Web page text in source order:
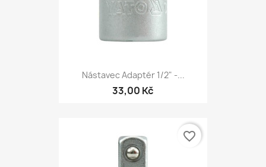
Nástavec Adaptér 1/2" -...
33,00 Kč
favorite_border